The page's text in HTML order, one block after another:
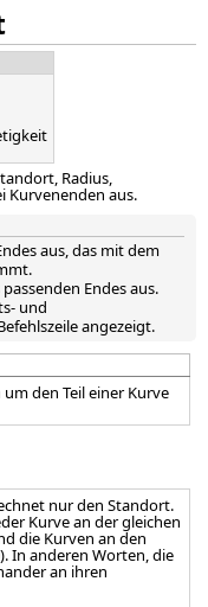
Radius,
Kurvenenden aus.
aus, das mit dem
Endes aus.
und
angezeigt.
um den Teil einer Kurve
nur den Standort.
Kurve an der gleichen
die Kurven an den
In anderen Worten, die
an ihren